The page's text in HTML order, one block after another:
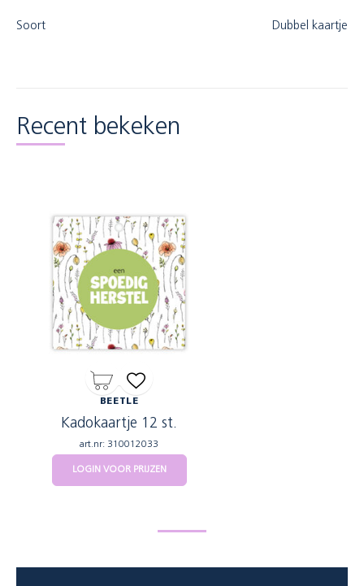
Soort Dubbel kaartje
Recent bekeken
BEETLE
Kadokaartje 12 st.
art.nr: 310012033
LOGIN VOOR PRIJZEN